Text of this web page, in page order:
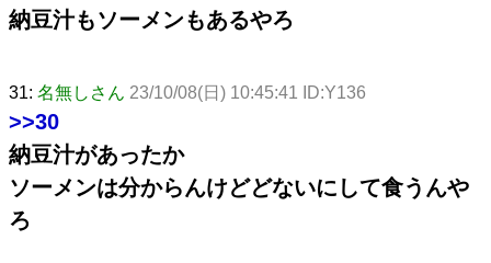
納豆汁もソーメンもあるやろ
31: 名無しさん 23/10/08(日) 10:45:41 ID:Y136
>>30
納豆汁があったか
ソーメンは分からんけどどないにして食うんや
ろ